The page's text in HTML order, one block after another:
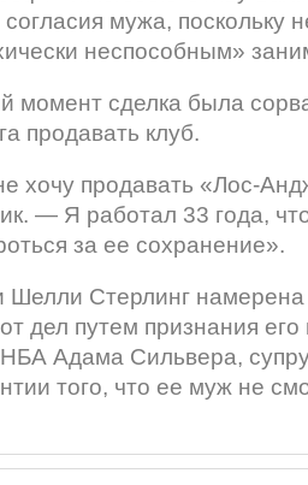
мужа, поскольку
неспособным»
момент сделка была
продавать клуб.
хочу продавать «Лос-
— Я работал 33 года,
за ее сохранение».
Шелли Стерлинг намерена
дел путем признания
Адама Сильвера,
того, что ее муж не